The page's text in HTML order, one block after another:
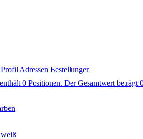
Profil Adressen Bestellungen
0 Positionen. Der Gesamtwert beträgt
weiß